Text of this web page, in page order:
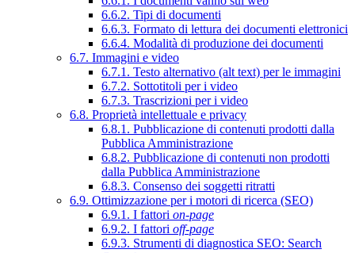
6.6.2. Tipi di documenti
6.6.3. Formato di lettura dei documenti elettronici
6.6.4. Modalità di produzione dei documenti
6.7. Immagini e video
6.7.1. Testo alternativo (alt text) per le immagini
6.7.2. Sottotitoli per i video
6.7.3. Trascrizioni per i video
6.8. Proprietà intellettuale e privacy
6.8.1. Pubblicazione di contenuti prodotti dalla
Pubblica Amministrazione
6.8.2. Pubblicazione di contenuti non prodotti
dalla Pubblica Amministrazione
6.8.3. Consenso dei soggetti ritratti
6.9. Ottimizzazione per i motori di ricerca (SEO)
6.9.1. I fattori on-page
6.9.2. I fattori off-page
6.9.3. Strumenti di diagnostica SEO: Search